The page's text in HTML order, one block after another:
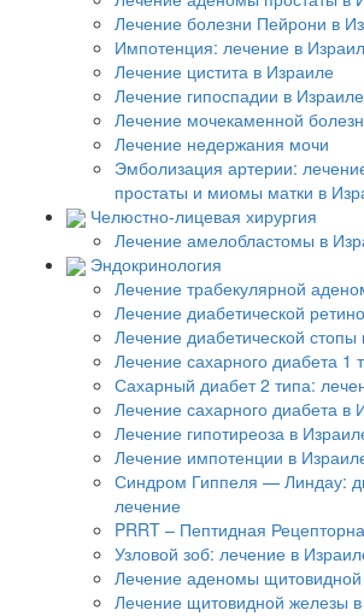
Лечение болезни Пейрони в
Импотенция: лечение в
Лечение цистита в Израиле
Лечение гипоспадии в Израиле
Лечение мочекаменной
Лечение недержания мочи
Эмболизация артерии:
простаты и миомы матки в
Челюстно-лицевая хирургия
Лечение амелобластомы в
Эндокринология
Лечение трабекулярной
Лечение диабетической
Лечение диабетической стопы
Лечение сахарного диабета 1
Сахарный диабет 2 типа:
Лечение сахарного диабета в
Лечение гипотиреоза в
Лечение импотенции в
Синдром Гиппеля — Линдау:
лечение
PRRT – Пептидная
Узловой зоб: лечение в
Лечение аденомы
Лечение щитовидной железы